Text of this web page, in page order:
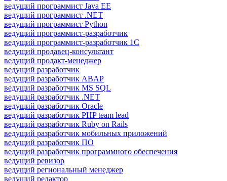
ведущий программист Java EE
ведущий программист .NET
ведущий программист Python
ведущий программист-разработчик
ведущий программист-разработчик 1С
ведущий продавец-консультант
ведущий продакт-менеджер
ведущий разработчик
ведущий разработчик ABAP
ведущий разработчик MS SQL
ведущий разработчик .NET
ведущий разработчик Oracle
ведущий разработчик PHP team lead
ведущий разработчик Ruby on Rails
ведущий разработчик мобильных приложений
ведущий разработчик ПО
ведущий разработчик программного обеспечения
ведущий ревизор
ведущий региональный менеджер
ведущий редактор